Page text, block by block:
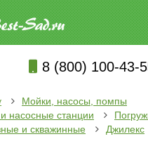
8 (800) 100-43-
Мойки, насосы, помпы
насосные станции
и скважинные
Джилекс